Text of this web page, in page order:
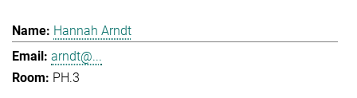
Hannah Arndt
arndt@...
PH.3